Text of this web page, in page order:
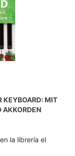
KEYBOARD: MIT
AKKORDEN
la librería el